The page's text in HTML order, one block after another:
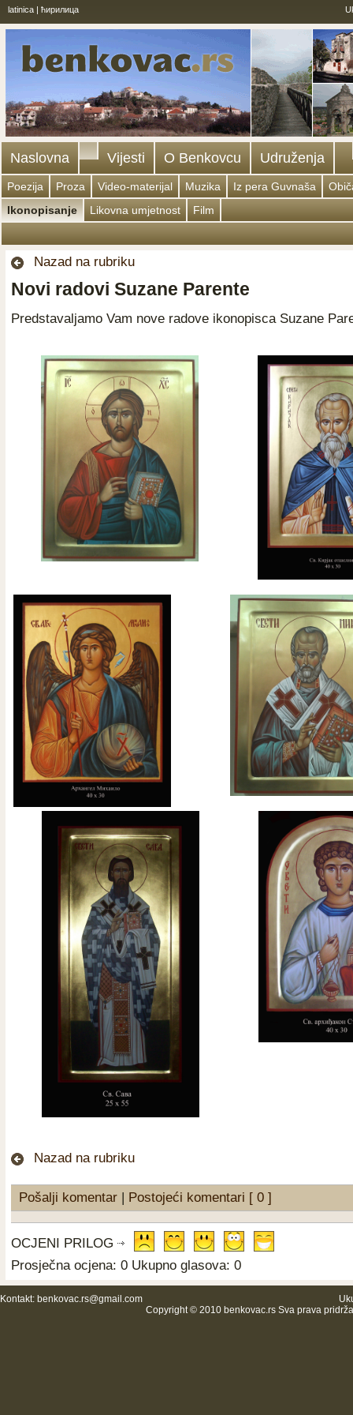
latinica | ћирилица
Naslovna Vijesti O Benkovcu Udruženja
Poezija Proza Video-materijal Muzika Iz pera Guvnaša
Ikonopisanje
Likovna umjetnost Film
Nazad na rubriku
Novi radovi Suzane Parente
Predstavaljamo Vam nove radove ikonopisca Suzane
Nazad na rubriku
Pošalji komentar | Postojeći komentari [ 0 ]
OCJENI PRILOG
Prosječna ocjena: 0 Ukupno glasova: 0
Kontakt: benkovac.rs@gmail.com
Copyright © 2010 benkovac.rs Sva prava